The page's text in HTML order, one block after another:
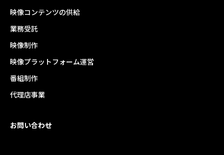
映像コンテンツの供給
業務受託
映像制作
映像プラットフォーム運営
番組制作
代理店事業
お問い合わせ